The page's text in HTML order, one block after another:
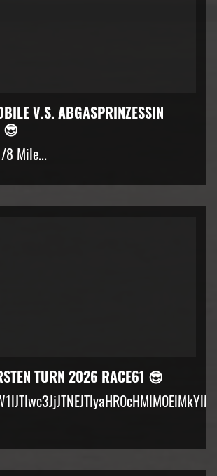
V.S. ABGASPRINZESSIN
😎
8 Mile...
TURN 2026 RACE61 😎